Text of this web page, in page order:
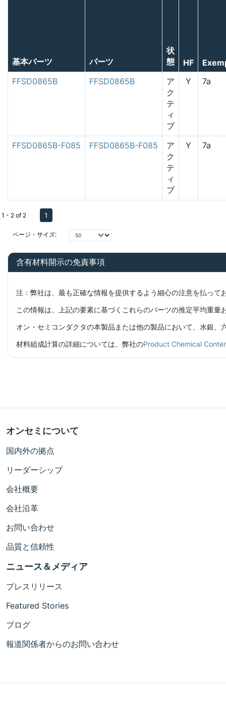
基本パーツ パーツ
状
態
HF
FFSD0865B
FFSD0865B
ア
ク
テ
ィ
ブ
Y 7a
FFSD0865B-F085 FFSD0865B-F085
ア
ク
テ
ィ
ブ
Y 7a
ページ・サイズ:
1 - 2 of 2 1
含有材料開示の免責事項
注：弊社は、最も正確な情報を提供するよう細心の注意を払っ
この情報は、上記の要素に基づくこれらのパーツの推定平均重
オン・セミコンダクタの本製品または他の製品において、水銀
材料組成計算の詳細については、弊社のProduct Chemical
オンセミについて
国内外の拠点
リーダーシップ
会社概要
会社沿革
お問い合わせ
品質と信頼性
ニュース＆メディア
プレスリリース
Featured Stories
ブログ
報道関係者からのお問い合わせ